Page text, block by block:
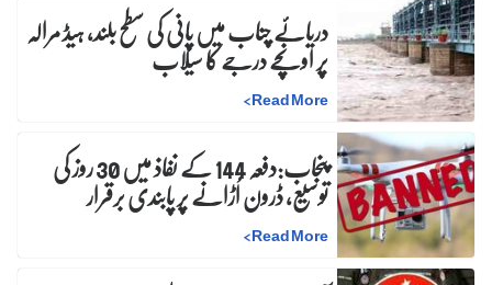
دریائے چناب میں پانی کی سطح بلند، ہیڈ مرالہ
پر اونچے درجے کا سیلاب
Read More
>
پنجاب:دفعہ 144 کے نفاذ میں 30 روز کیتوسیع، ڈرون اُڑانے پر پابندی برقرار
Read More
>